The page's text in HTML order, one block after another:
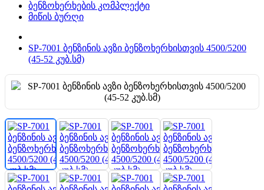
ბენზოხერხების კომპლექტი
მიწის ბურღი
SP-7001 ბენზინის ავზი ბენზოხერხისთვის 4500/5200
(45-52 კუბ.სმ)